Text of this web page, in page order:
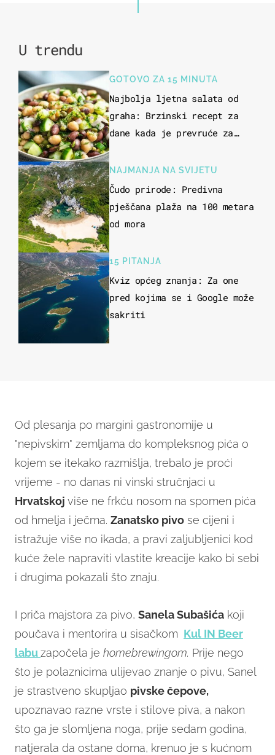
U trendu
GOTOVO ZA 15 MINUTA
Najbolja ljetna salata od
graha: Brzinski recept za
dane kada je prevruće za
NAJMANJA NA SVIJETU
Čudo prirode: Predivna
pješčana plaža na 100 metara
od mora
15 PITANJA
Kviz općeg znanja: Za one
pred kojima se i Google može
sakriti
Od plesanja po margini gastronomije u
"nepivskim" zemljama do kompleksnog pića o
kojem se itekako razmišlja, trebalo je proći
vrijeme - no danas ni vinski stručnjaci u
Hrvatskoj više ne frkću nosom na spomen pića
od hmelja i ječma. Zanatsko pivo se cijeni i
istražuje više no ikada, a pravi zaljubljenici kod
kuće žele napraviti vlastite kreacije kako bi sebi
i drugima pokazali što znaju.
I priča majstora za pivo, Sanela Subašića koji
poučava i mentorira u sisačkom Kul IN Beer
labuzapočela je homebrewingom. Prije nego
što je polaznicima ulijevao znanje o pivu, Sanel
je strastveno skupljao pivske čepove,
upoznavao razne vrste i stilove piva, a nakon
što ga je slomljena noga, prije sedam godina,
natjerala da ostane doma, krenuo je s kućnom